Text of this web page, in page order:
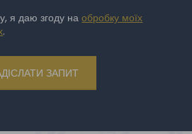
я даю згоду наобробку моїх
.
ЗАПИТ